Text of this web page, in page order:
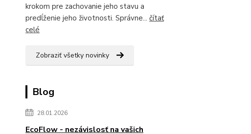
krokom pre zachovanie jeho stavu a
predĺženie jeho životnosti. Správne... čítať
celé
Zobraziť všetky novinky
Blog
28.01.2026
EcoFlow - nezávislosť na vašich